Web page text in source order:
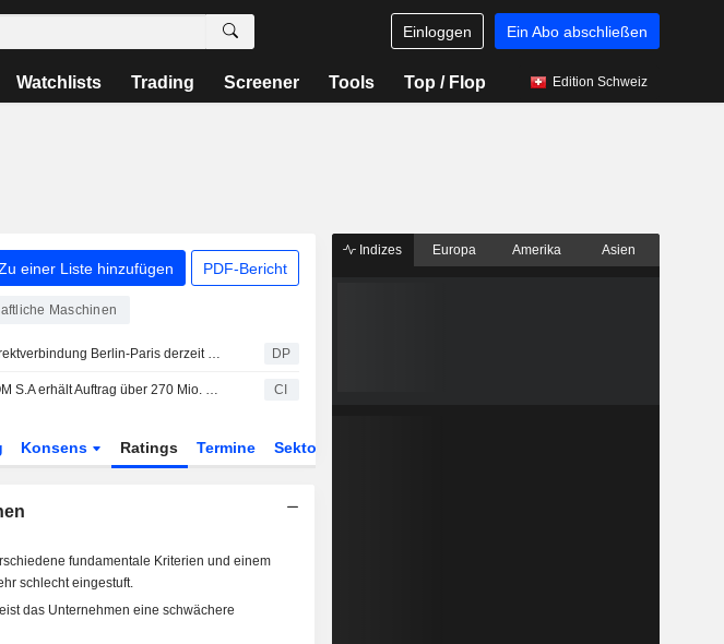
Einloggen Ein Abo abschließen
Watchlists Trading Screener Tools Top / Flop Edition Schweiz
einer Liste hinzufügen PDF-Bericht
Maschinen
ICE-Direktverbindung Berlin-Paris derzeit unterbrochen DP
ALSTOM S.A erhält Auftrag über 270 Mio. EUR für 25 zusätzliche X'Trapolis 2.0-Züge in Australien CI
Konsens Ratings Termine Sektor
fundamentale Kriterien und einem
schlecht eingestuft.
das Unternehmen eine schwächere
Indizes Europa Amerika Asien